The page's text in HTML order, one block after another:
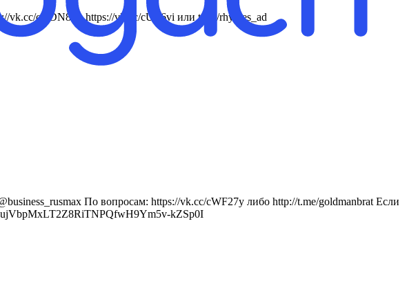
vk.cc/cVDN8t и https://vk.cc/cUZ6vi или t.me/rhymes_ad
По вопросам: https://vk.cc/cWF27y либо http://t.me/goldmanbrat Если
kZSp0I